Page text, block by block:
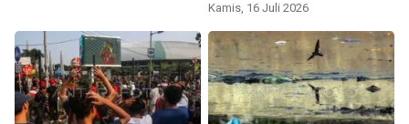
Kamis, 16 Juli 2026